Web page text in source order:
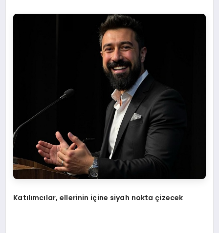
Katılımcılar, ellerinin içine siyah nokta çizecek